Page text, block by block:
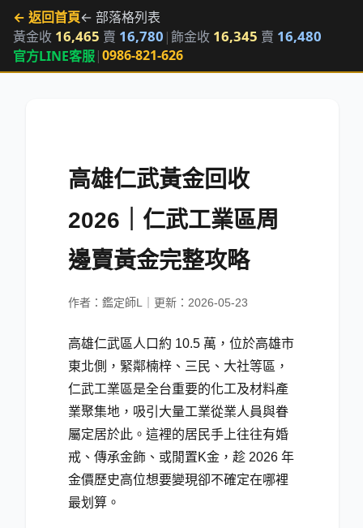
← 返回首頁← 部落格列表
黃金收 16,465 賣 16,780 |飾金收 16,345 賣 16,480
官方LINE客服|0986-821-626
高雄仁武黃金回收
2026｜仁武工業區周
邊賣黃金完整攻略
作者：鑑定師L｜更新：2026-05-23
高雄仁武區人口約 10.5 萬，位於高雄市
東北側，緊鄰楠梓、三民、大社等區，
仁武工業區是全台重要的化工及材料產
業聚集地，吸引大量工業從業人員與眷
屬定居於此。這裡的居民手上往往有婚
戒、傳承金飾、或閒置K金，趁 2026 年
金價歷史高位想要變現卻不確定在哪裡
最划算。